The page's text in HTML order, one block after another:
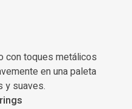
con toques metálicos
en una paleta
y suaves.